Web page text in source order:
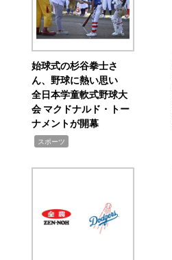
始球式の杉谷拳士さ
ん、野球に熱い思い
全日本学童軟式野球大
会 マクドナルド・トー
ナメントが開幕
スポーツ